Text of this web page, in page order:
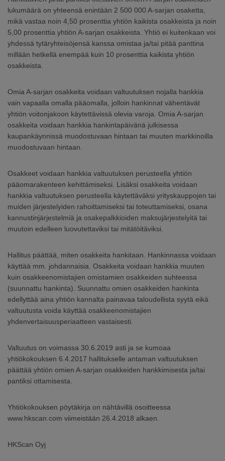
lukumäärä on yhteensä enintään 2 500 000 A-sarjan osaketta,
mikä vastaa noin 4,50 prosenttia yhtiön kaikista osakkeista ja noin
5,00 prosenttia yhtiön A-sarjan osakkeista. Yhtiö ei kuitenkaan voi
yhdessä tytäryhteisöjensä kanssa omistaa ja/tai pitää panttina
millään hetkellä enempää kuin 10 prosenttia kaikista yhtiön
osakkeista.
Omia A-sarjan osakkeita voidaan valtuutuksen nojalla hankkia
vain vapaalla omalla pääomalla, jolloin hankinnat vähentävät
yhtiön voitonjakoon käytettävissä olevia varoja. Omia A-sarjan
osakkeita voidaan hankkia hankintapäivänä julkisessa
kaupankäynnissä muodostuvaan hintaan tai muuten markkinoilla
muodostuvaan hintaan.
Osakkeet voidaan hankkia valtuutuksen perusteella yhtiön
pääomarakenteen kehittämiseksi. Lisäksi osakkeita voidaan
hankkia valtuutuksen perusteella käytettäväksi yrityskauppojen tai
muiden järjestelyiden rahoittamiseksi tai toteuttamiseksi, osana
kannustinjärjestelmiä ja osakepalkkioiden maksujärjestelyitä tai
muutoin edelleen luovutettaviksi tai mitätöitäviksi.
Hallitus päättää, miten osakkeita hankitaan. Hankinnassa voidaan
käyttää mm. johdannaisia. Osakkeita voidaan hankkia muuten
kuin osakkeenomistajien omistamien osakkeiden suhteessa
(suunnattu hankinta). Suunnattu omien osakkeiden hankinta
edellyttää aina yhtiön kannalta painavaa taloudellista syytä eikä
valtuutusta voida käyttää osakkeenomistajien
yhdenvertaisuusperiaatteen vastaisesti.
Valtuutus on voimassa 30.6.2019 asti ja se kumoaa
yhtiökokouksen 6.4.2017 hallitukselle antaman valtuutuksen
päättää yhtiön omien A-sarjan osakkeiden hankkimisesta ja/tai
pantiksi ottamisesta.
Yhtiökokouksen pöytäkirja on nähtävillä osoitteessa
www.hkscan.com viimeistään 26.4.2018 alkaen.
HKScan Oyj